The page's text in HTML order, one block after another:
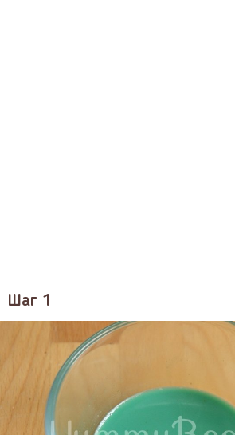
Шаг 1